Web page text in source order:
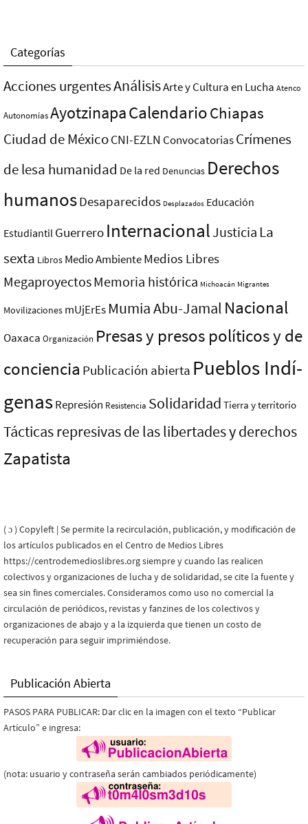
Categorías
Acciones urgentesAnálisisArte y Cultura en Lucha Atenco
AutonomíasAyotzinapaCalendarioChiapas
Ciudad de MéxicoCNI-EZLN ConvocatoriasCrímenes
de lesa humanidad De la red Denuncias Derechos
humanosDesaparecidos Desplazados Educación
Estudiantil Guerrero InternacionalJusticia La
sexta Libros Medio AmbienteMedios Libres
MegaproyectosMemoria histórica Michoacán Migrantes
Movilizaciones mUjErEs Mumia Abu-Jamal Nacional
Oaxaca Organización Presas y presos polí­ticos y de
conciencia Publicación abierta Pueblos Indí­
genasRepresión Resistencia Solidaridad Tierra y territorio
Tácticas represivas de las libertades y derechos
Zapatista
( ɔ ) Copyleft | Se permite la recirculación, publicación, y modificación de
los artículos publicados en el Centro de Medios Libres
https://centrodemedioslibres.org siempre y cuando las realicen
colectivos y organizaciones de lucha y de solidaridad, se cite la fuente y
sea sin fines comerciales. Consideramos como uso no comercial la
circulación de periódicos, revistas y fanzines de los colectivos y
organizaciones de abajo y a la izquierda que tienen un costo de
recuperación para seguir imprimiéndose.
Publicación Abierta
PASOS PARA PUBLICAR: Dar clic en la imagen con el texto “Publicar
Artículo” e ingresa:
(nota: usuario y contraseña serán cambiados periódicamente)